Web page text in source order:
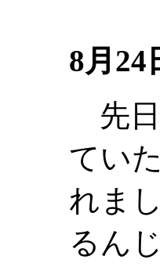
8月
先日
てい
れま
るん